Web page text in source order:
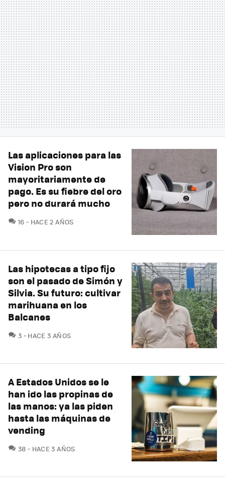
Las aplicaciones para las
Vision Pro son
mayoritariamente de
pago. Es su fiebre del oro
pero no durará mucho
16 COMENTARIOS
HACE 2 AÑOS
Las hipotecas a tipo fijo
son el pasado de Simón y
Silvia. Su futuro: cultivar
marihuana en los
Balcanes
3 COMENTARIOS
HACE 3 AÑOS
A Estados Unidos se le
han ido las propinas de
las manos: ya las piden
hasta las máquinas de
vending
38 COMENTARIOS
HACE 3 AÑOS